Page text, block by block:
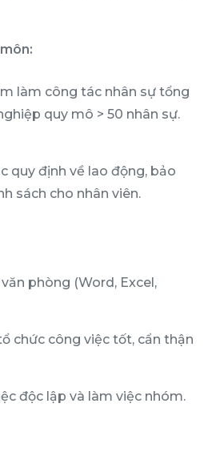
làm công tác nhân sự tổng
quy mô > 50 nhân sự.
quy định về lao động, bảo
sách cho nhân viên.
phòng (Word, Excel,
chức công việc tốt, cẩn thận
độc lập và làm việc nhóm.